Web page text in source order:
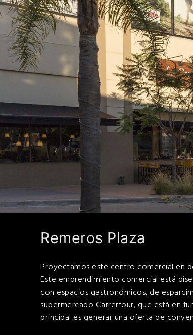
Remeros Plaza
Proyectamos este centro comercial en
Este emprendimiento comercial está
con espacios gastronómicos, de
supermercado Carrerfour, que está en
principal es generar una oferta de